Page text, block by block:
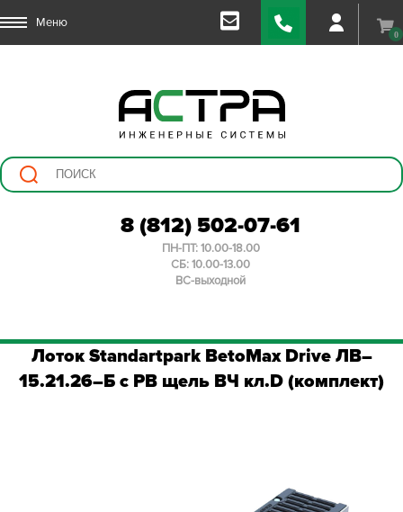
Меню
0
8 (812) 502-07-61
ПН-ПТ: 10.00-18.00
СБ: 10.00-13.00
ВС-выходной
Лоток Standartpark BetoMax Drive ЛВ–
15.21.26–Б с РВ щель ВЧ кл.D (комплект)